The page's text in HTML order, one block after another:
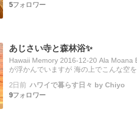
5
あじさい寺と森林浴✨
Hawaii Memory 2016-12-20 Ala Moana
が浮かんでいますが 海の上でこんな空
2日前 ハワイで暮らす日々 by Chiyo
9